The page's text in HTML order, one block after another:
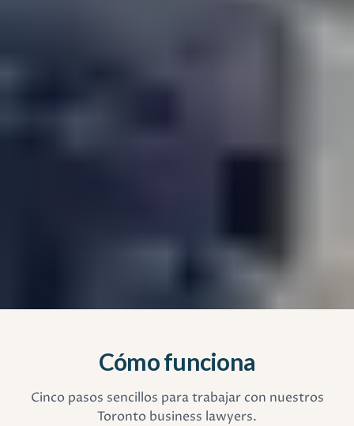
Cómo funciona
Cinco pasos sencillos para trabajar con nuestros
Toronto business lawyers.